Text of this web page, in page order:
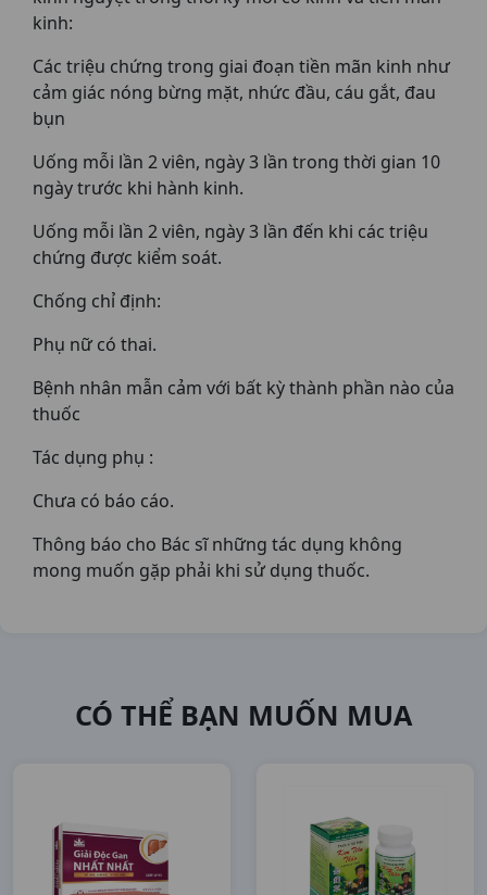
kinh:
Các triệu chứng trong giai đoạn tiền mãn kinh như
cảm giác nóng bừng mặt, nhức đầu, cáu gắt, đau
bụn
Uống mỗi lần 2 viên, ngày 3 lần trong thời gian 10
ngày trước khi hành kinh.
Uống mỗi lần 2 viên, ngày 3 lần đến khi các triệu
chứng được kiểm soát.
Chống chỉ định:
Phụ nữ có thai.
Bệnh nhân mẫn cảm với bất kỳ thành phần nào của
thuốc
Tác dụng phụ :
Chưa có báo cáo.
Thông báo cho Bác sĩ những tác dụng không
mong muốn gặp phải khi sử dụng thuốc.
CÓ THỂ BẠN MUỐN MUA